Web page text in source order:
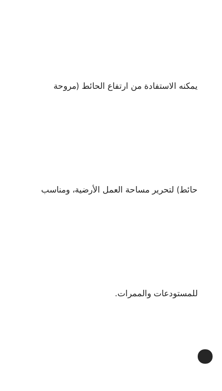
يمكنه الاستفادة من ارتفاع الحائط (مروحة
حائط) لتحرير مساحة العمل الأرضية، ومناسب
للمستودعات والممرات.